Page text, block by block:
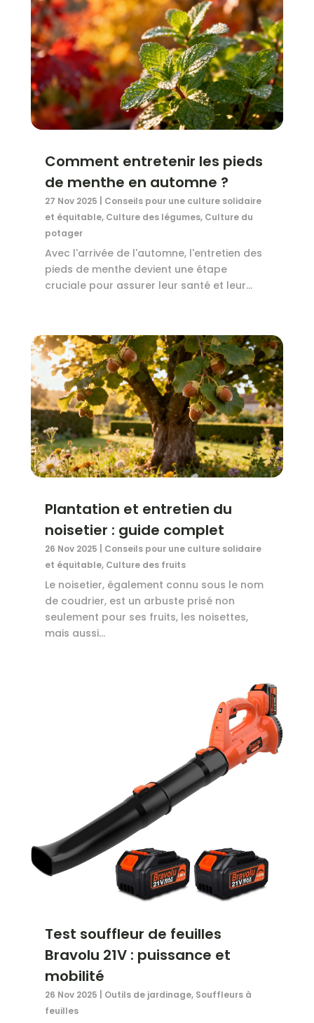
Comment entretenir les pieds
de menthe en automne ?
27 Nov 2025
Conseils pour une culture solidaire
et équitable, Culture des légumes, Culture du
potager
Avec l'arrivée de l'automne, l'entretien des
pieds de menthe devient une étape
cruciale pour assurer leur santé et leur...
Plantation et entretien du
noisetier : guide complet
26 Nov 2025
Conseils pour une culture solidaire
et équitable, Culture des fruits
Le noisetier, également connu sous le nom
de coudrier, est un arbuste prisé non
seulement pour ses fruits, les noisettes,
mais aussi...
Test souffleur de feuilles
Bravolu 21V : puissance et
mobilité
26 Nov 2025 Outils de jardinage, Souffleurs à
feuilles